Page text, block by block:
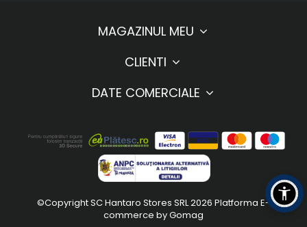
MAGAZINUL MEU
CLIENTI
DATE COMERCIALE
©Copyright SC Hantaro Stores SRL 2026 Platforma E-
commerce by Gomag